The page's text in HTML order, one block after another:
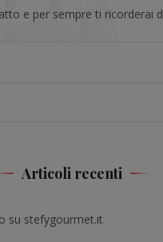
e per sempre ti ricorderai
Articoli recenti
su stefygourmet.it